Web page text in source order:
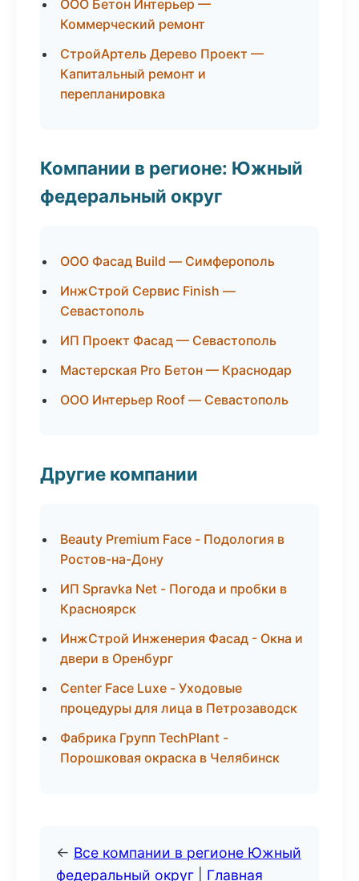
ООО Бетон Интерьер —
Коммерческий ремонт
СтройАртель Дерево Проект —
Капитальный ремонт и
перепланировка
Компании в регионе: Южный
федеральный округ
ООО Фасад Build — Симферополь
ИнжСтрой Сервис Finish —
Севастополь
ИП Проект Фасад — Севастополь
Мастерская Pro Бетон — Краснодар
ООО Интерьер Roof — Севастополь
Другие компании
Beauty Premium Face - Подология в
Ростов-на-Дону
ИП Spravka Net - Погода и пробки в
Красноярск
ИнжСтрой Инженерия Фасад - Окна и
двери в Оренбург
Center Face Luxe - Уходовые
процедуры для лица в Петрозаводск
Фабрика Групп TechPlant -
Порошковая окраска в Челябинск
← Все компании в регионе Южный
федеральный округ
Главная